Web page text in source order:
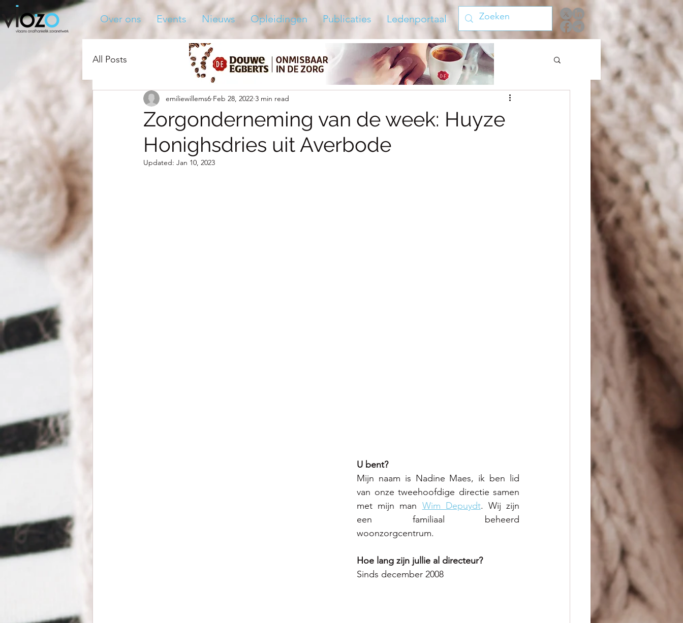
Over ons Events Nieuws Opleidingen Publicaties Ledenportaal
All Posts
Zorgonderneming van de week: Huyze
Honighsdries uit Averbode
emiliewillems6 Feb 28, 2022 3 min read
Updated: Jan 10, 2023
U bent?
Mijn naam is Nadine Maes, ik ben lid
van onze tweehoofdige directie samen
met mijn man Wim Depuydt. Wij zijn
een familiaal beheerd
woonzorgcentrum.
Hoe lang zijn jullie al directeur?
Sinds december 2008